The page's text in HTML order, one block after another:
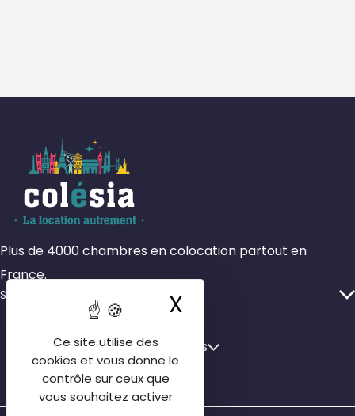
Ce site utilise des
cookies et vous donne le
contrôle sur ceux que
vous souhaitez activer
X Masquer le
Plus de 4000 chambres en colocation partout en
France.
Services
Faire gérer mon bien
Qui sommes-nous
Nos agences
Contactez-nous
Français
Français
English
Español